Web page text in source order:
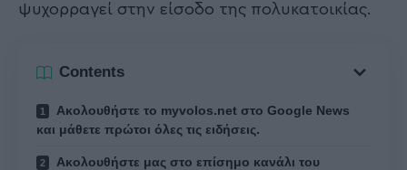
ψυχορραγεί στην είσοδο της πολυκατοικίας.
Contents
Ακολουθήστε το myvolos.net στο Google News
και μάθετε πρώτοι όλες τις ειδήσεις.
Ακολουθήστε μας στο επίσημο κανάλι του